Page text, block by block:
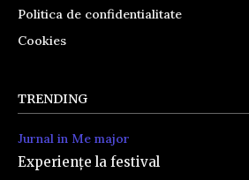
Politica de confidentialitate
Cookies
TRENDING
Jurnal in Me major
Experiențe la festival